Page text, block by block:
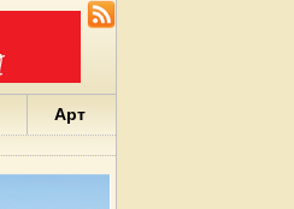
Арт